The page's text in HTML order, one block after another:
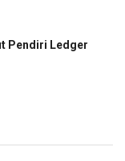
Pendiri Ledger